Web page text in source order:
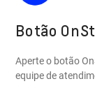
Botão
Aperte o botão
equipe de